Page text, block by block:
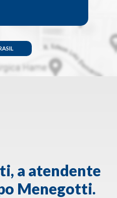
a atendente
Menegotti.